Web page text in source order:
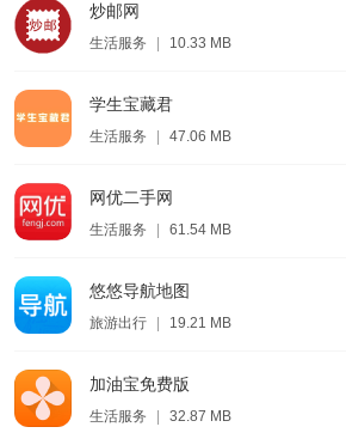
炒邮网
生活服务 10.33 MB
学生宝藏君
生活服务 47.06 MB
网优二手网
生活服务 61.54 MB
悠悠导航地图
旅游出行 19.21 MB
加油宝免费版
生活服务 32.87 MB